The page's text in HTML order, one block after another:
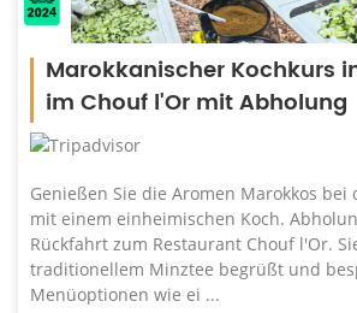
Marokkanischer Kochkurs
im Chouf l'Or mit Abholung
Genießen Sie die Aromen Marokkos bei
mit einem einheimischen Koch.
Rückfahrt zum Restaurant Chouf l'Or.
traditionellem Minztee begrüßt und
Menüoptionen wie ei ...